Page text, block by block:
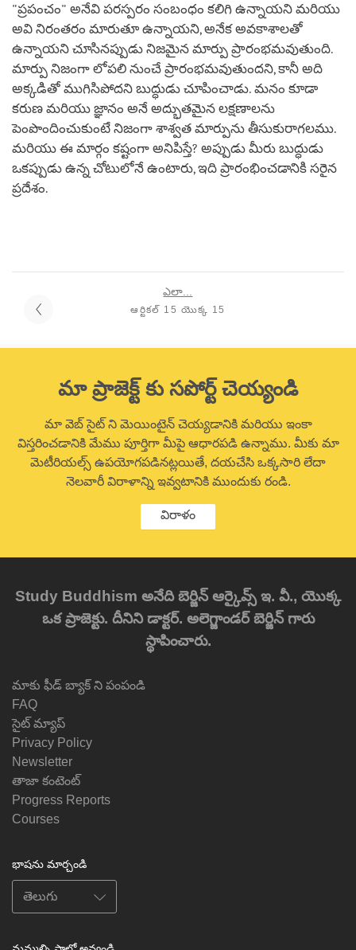
"ప్రపంచం" అనేవి పరస్పరం సంబంధం కలిగి ఉన్నాయని మరియు
అవి నిరంతరం మారుతూ ఉన్నాయని, అనేక అవకాశాలతో
ఉన్నాయని చూసినప్పుడు నిజమైన మార్పు ప్రారంభమవుతుంది.
మార్పు నిజంగా లోపలి నుంచే ప్రారంభమవుతుందని, కానీ అది
అక్కడితో ముగిసిపోదని బుద్ధుడు చూపించాడు. మనం కూడా
కరుణ మరియు జ్ఞానం అనే అద్భుతమైన లక్షణాలను
పెంపొందించుకుంటే నిజంగా శాశ్వత మార్పును తీసుకురాగలము.
మరియు ఈ మార్గం కష్టంగా అనిపిస్తే? అప్పుడు మీరు బుద్ధుడు
ఒకప్పుడు ఉన్న చోటులోనే ఉంటారు, ఇది ప్రారంభించడానికి సరైన
ప్రదేశం.
ఎలా...
ఆర్టికల్ 15 యొక్క 15
మా ప్రాజెక్ట్ కు సపోర్ట్ చెయ్యండి
మా వెబ్ సైట్ ని మెయింటైన్ చెయ్యడానికి మరియు ఇంకా
విస్తరించడానికి మేము పూర్తిగా మీపై ఆధారపడి ఉన్నాము. మీకు మా
మెటీరియల్స్ ఉపయోగపడినట్లయితే, దయచేసి ఒక్కసారి లేదా
నెలవారీ విరాళాన్ని ఇవ్వటానికి ముందుకు రండి.
విరాళం
Study Buddhism అనేది బెర్జిన్ ఆర్కైవ్స్ ఇ. వీ., యొక్క
ఒక ప్రాజెక్టు. దీనిని డాక్టర్. అలెగ్జాండర్ బెర్జిన్ గారు
స్థాపించారు.
మాకు ఫీడ్ బ్యాక్ ని పంపండి
FAQ
సైట్ మ్యాప్
Privacy Policy
Newsletter
తాజా కంటెంట్
Progress Reports
Courses
భాషను మార్చండి